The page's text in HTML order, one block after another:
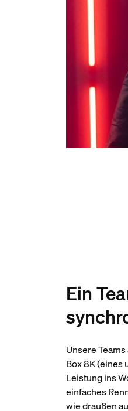
Ein
Unsere
Box 8K (eines
Leistung ins
einfaches
wie draußen